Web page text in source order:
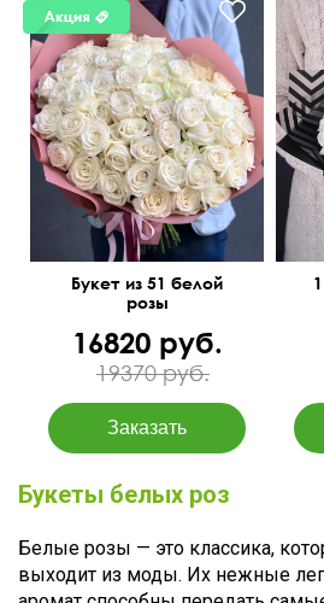
50 см 60 см
Букет из 51 белой
розы
16820 руб.
19370 руб.
Букеты белых роз
Белые розы — это классика,
выходит из моды. Их нежные